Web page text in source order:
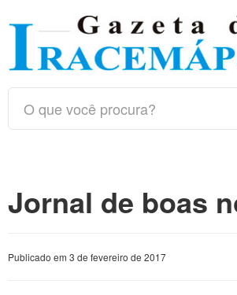
Jornal de boas
Publicado em 3 de fevereiro de 2017